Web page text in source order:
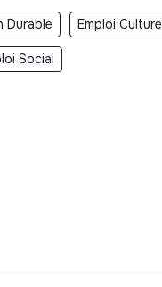
Durable Emploi Culture
Social